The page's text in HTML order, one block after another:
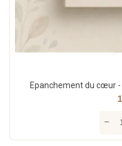
Epanchement du cœur